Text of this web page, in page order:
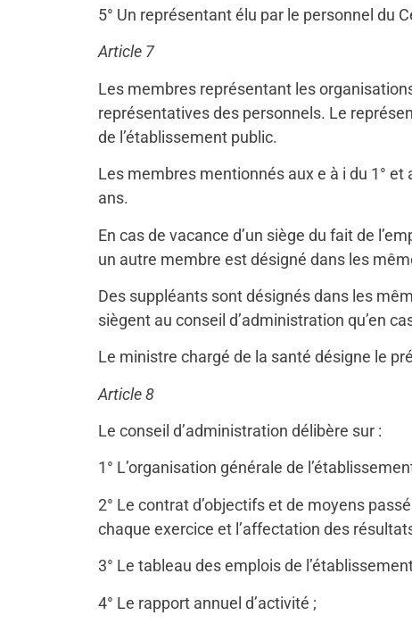
5° Un représentant élu par le personnel du
Article 7
Les membres représentant les
représentatives des personnels. Le
de l’établissement public.
Les membres mentionnés aux e à i du 1° et
ans.
En cas de vacance d’un siège du fait de
un autre membre est désigné dans les
Des suppléants sont désignés dans les
siègent au conseil d’administration qu’en
Le ministre chargé de la santé désigne le
Article 8
Le conseil d’administration délibère sur :
1° L’organisation générale de
2° Le contrat d’objectifs et de moyens
chaque exercice et l’affectation des
3° Le tableau des emplois de
4° Le rapport annuel d’activité ;